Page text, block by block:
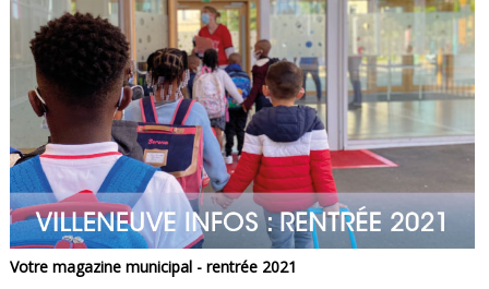
Votre magazine municipal - rentrée 2021